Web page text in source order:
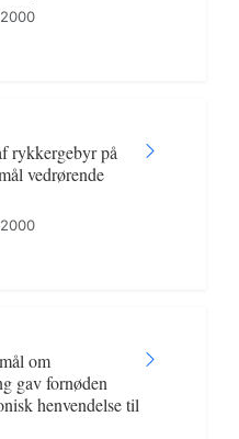
rykkergebyr på
vedrørende
om
gav fornøden
henvendelse til